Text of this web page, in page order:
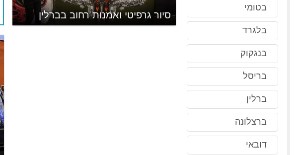
בטומי
בלגרד
בנגקוק
בריסל
ברלין
ברצלונה
דובאי
סיור גרפיטי ואמנות רחוב בברלין